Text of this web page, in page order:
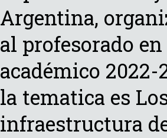
Argentina,
al profesorado
académico 2022-
la tematica es
infraestructura